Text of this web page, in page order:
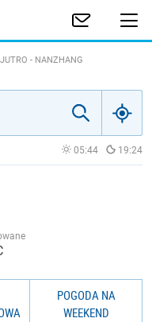
- NANZHANG
05:44 19:24
POGODA NA
WEEKEND